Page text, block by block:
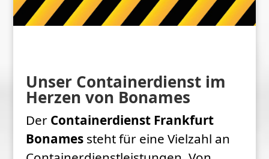
Unser Containerdienst im
Herzen von Bonames
Der Containerdienst Frankfurt
Bonamessteht für eine Vielzahl an